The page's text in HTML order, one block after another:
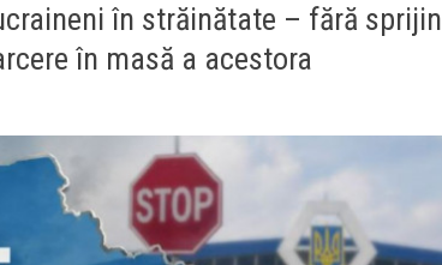
în străinătate – fără sprijin
în masă a acestora